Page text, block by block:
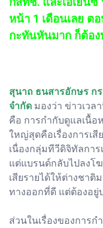
หน้า 1 เดือนเลย ต
กะทันหันมาก ก็ต้อง
สุนาถ ธนสารอักษร ก
จำกัด มองว่า ข่าวเวล
คือ การกำกับดูแลเนื้อ
ใหญ่สุดคือเรื่องการเสี
เนื่องกลุ่มทีวีดิจิทัลกา
แต่แบรนด์กลับไปลงโ
เสียรายได้ให้ต่างชาติ
ทางออกที่ดี แต่ต้องอยู่
ส่วนในเรื่องของการ